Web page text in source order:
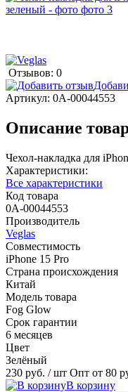
Отзывов: 0
Артикул: 0А-00044553
Описание
Чехол-накладка для
Характеристики:
Все характеристики
Код товара
0А-00044553
Производитель
Veglas
Совместимость
iPhone 15 Pro
Страна происхождения
Китай
Модель товара
Fog Glow
Срок гарантии
6 месяцев
Цвет
Зелёный
230 руб. / шт Опт от 80
В корзину